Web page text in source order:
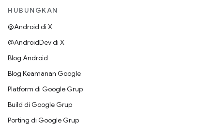
HUBUNGKAN
@Android di X
@AndroidDev di X
Blog Android
Blog Keamanan Google
Platform di Google Grup
Build di Google Grup
Porting di Google Grup